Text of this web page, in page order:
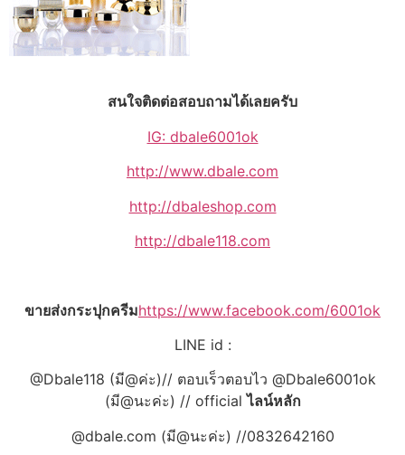
สนใจติดต่อสอบถามได้เลยครับ
IG: dbale6001ok
http://www.dbale.com
http://dbaleshop.com
http://dbale118.com
ขายส่งกระปุกครีมhttps://www.facebook.com/6001ok
LINE id :
@Dbale118 (มี@ค่ะ)// ตอบเร็วตอบไว @Dbale6001ok
(มี@นะค่ะ) // officialไลน์หลัก
@dbale.com (มี@นะค่ะ) //0832642160